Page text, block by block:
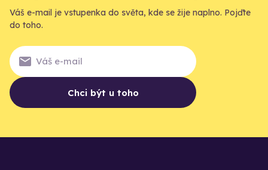
Váš e-mail je vstupenka do světa, kde se žije naplno. Pojďte
do toho.
Chci být u toho